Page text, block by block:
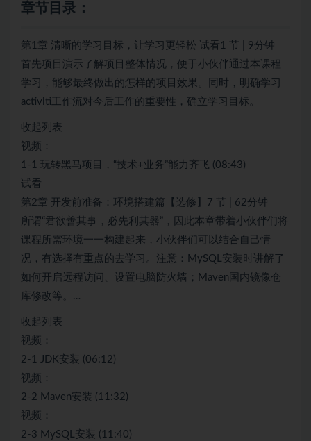
章节目录：
第1章 清晰的学习目标，让学习更轻松 试看1 节 | 9分钟
首先项目演示了解项目整体情况，便于小伙伴通过本课程
学习，能够最终做出的怎样的项目效果。同时，明确学习
activiti工作流对今后工作的重要性，确立学习目标。
收起列表
视频：
1-1 玩转黑马项目，“技术+业务”能力齐飞 (08:43)
试看
第2章 开发前准备：环境搭建篇【选修】7 节 | 62分钟
所谓“君欲善其事，必先利其器”，因此本章带着小伙伴们将
课程所需环境一一构建起来，小伙伴们可以结合自己情
况，有选择有重点的去学习。注意：MySQL安装时讲解了
如何开启远程访问、设置电脑防火墙；Maven国内镜像仓
库修改等。…
收起列表
视频：
2-1 JDK安装 (06:12)
视频：
2-2 Maven安装 (11:32)
视频：
2-3 MySQL安装 (11:40)